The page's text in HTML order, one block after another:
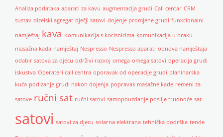
Analiza podataka aparati za kavu augmentacija grudi Call centar CRM
sustav dizelski agregat dječji satovi dojenje promjene grudi funkcionalni
namještaj kava Komunikacija s korisnicima komunikacija u braku
masažna kada namještaj Nespresso Nespresso aparati obnova namještaja
odabir satova za djecu održivi razvoj omega omega satovi operacija grudi
iskustva Operateri call centra oporavak od operacije grudi planinarska
kuća podizanje grudi nakon dojenja popravak masažne kade remeni za
satove ručni sat ručni satovi samopouzdanje poslije trudnoće sat
satovi satovi za djecu solarna elektrana tehnička podrška tende